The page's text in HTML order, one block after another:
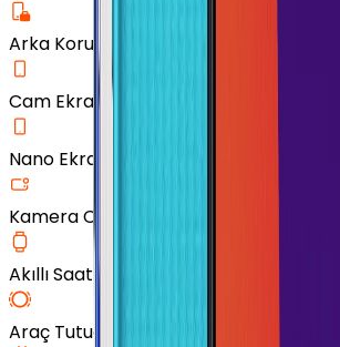
Arka Koruma Kılıf
Cam Ekran Koruyucu
Nano Ekran Koruyucu
Kamera Cam Koruyucu
Akıllı Saat Aksesuarları
Araç Tutucu